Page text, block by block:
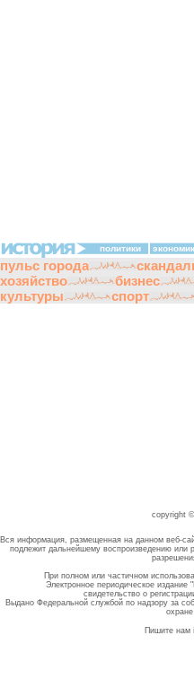
политики
пульс города
хозяйство
бизнес
культуры
спорт
copyright
Вся информация, размещенная на данном веб-
подлежит дальнейшему воспроизведению или
При полном или частичном
Электронное периодическое
свидетельство о
Выдано Федеральной службой по надзору за
Пишите нам